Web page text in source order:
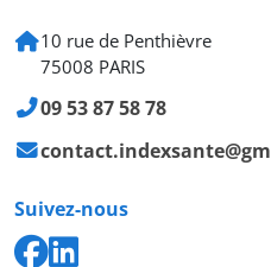
10 rue de Penthièvre
75008 PARIS
09 53 87 58 78
Suivez-nous